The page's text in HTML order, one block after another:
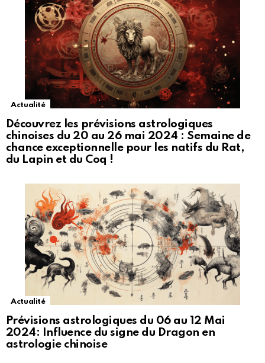
Actualité
Découvrez les prévisions astrologiques
chinoises du 20 au 26 mai 2024 : Semaine de
chance exceptionnelle pour les natifs du Rat,
du Lapin et du Coq !
Actualité
Prévisions astrologiques du 06 au 12 Mai
2024: Influence du signe du Dragon en
astrologie chinoise